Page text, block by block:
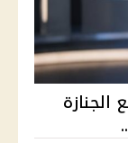
الجنازة